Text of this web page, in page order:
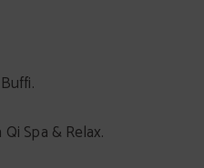
Spa & Relax.